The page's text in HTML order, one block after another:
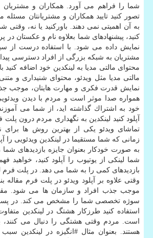
شما را فراهم می آورد. همكاران و مشتریان
تصور كنید تایید همكاران و مشتریانتان
به آن اهمیتی نمی دهند. باوركنید یا نه، وقتی
كنید، پیشنهادهای شما بعلاوه نام و عكستان در
نمایش داده می شود. با استفاده درست از
مشتریان به شبكه بزرگی از افراد دسترسی
محتوای مالتی مدیا به لینكدین خود اضافه كنید
مالتی مدیا مثل ویدئو، محتوای شنیداری و
نمایش قدرت فكری و مهارت هایتان، موجب
همواره صدا موثر است و مردم با دیدن
خود به اشتراك گذاشته اید، از شما می
آپلود كنید لینكدین به نگهداری مردم درون
تماشای ویدئو یكی از بهترین روش ها
زمانی كه شما مستقیما در لینكدین ویدئویی را
به صورت خودكار بعنوان جایزه بازدیدهای شما
شما لینكی از یوتیوب را آپلود كنید، خواهید
بازدیدهای كمی را به شما می دهد. در پلت فرم
وقتی علاوه بر آپلود ویدئو در پلت فرم مقاله
موجب جذب افراد و سازمان ها می شود.
سوژه تخصصی شما را مشخص می كند. در
است. مردم وقتی هشتگی را دنبال می
هستند. بعنوان مثال #انگیزه در لینكدین